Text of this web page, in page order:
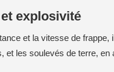
explosivité
et la vitesse de
et les soulevés de terre,